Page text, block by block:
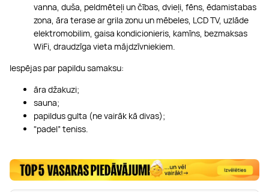
vanna, duša, peldmēteļi un čības, dvieļi, fēns, ēdamistabas
zona, āra terase ar grila zonu un mēbeles, LCD TV, uzlāde
elektromobilim, gaisa kondicionieris, kamīns, bezmaksas
WiFi, draudzīga vieta mājdzīvniekiem.
Iespējas par papildu samaksu:
āra džakuzi;
sauna;
papildus gulta (ne vairāk kā divas);
"padel” teniss.